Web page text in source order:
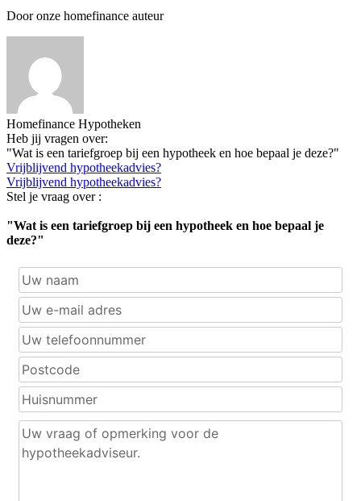
Door onze homefinance auteur
Homefinance Hypotheken
Heb jij vragen over:
"Wat is een tariefgroep bij een hypotheek en hoe bepaal je deze?"
Vrijblijvend hypotheekadvies?
Vrijblijvend hypotheekadvies?
Stel je vraag over :
"Wat is een tariefgroep bij een hypotheek en hoe bepaal je
deze?"